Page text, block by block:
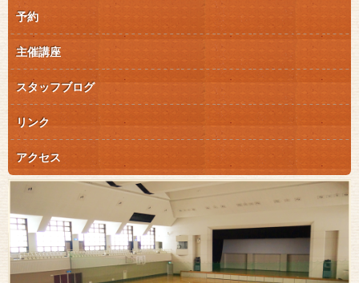
予約
主催講座
スタッフブログ
リンク
アクセス